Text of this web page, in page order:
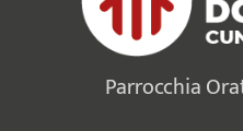
Parrocchia